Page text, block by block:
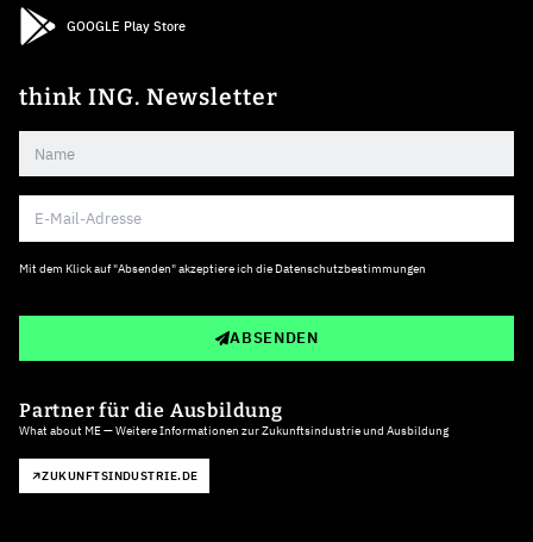
GOOGLE Play Store
think ING. Newsletter
Mit dem Klick auf "Absenden" akzeptiere ich die Datenschutzbestimmungen
ABSENDEN
Partner für die Ausbildung
What about ME — Weitere Informationen zur Zukunftsindustrie und Ausbildung
ZUKUNFTSINDUSTRIE.DE